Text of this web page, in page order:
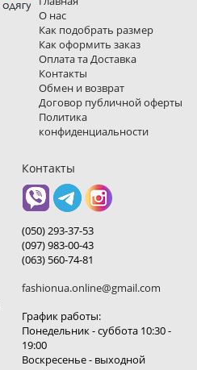
О нас
Как подобрать размер
Как оформить заказ
Оплата та Доставка
Контакты
Обмен и возврат
Договор публичной оферты
Политика
конфиденциальности
Контакты
(050) 293-37-53
(097) 983-00-43
(063) 560-74-81
fashionua.online@gmail.com
График работы:
Понедельник - суббота 10:30 -
19:00
Воскресенье - выходной